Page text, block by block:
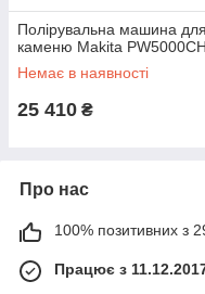
Полірувальна машина для
каменю Makita PW5000CH
Немає в наявності
25 410 ₴
Про нас
100% позитивних з 29
Працює з